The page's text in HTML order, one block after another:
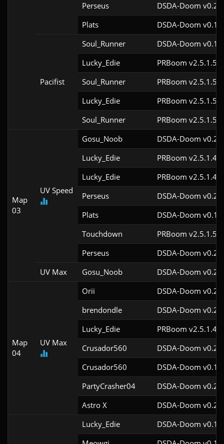
Perseus
DSDA-Doom
Plats
DSDA-Doom
Pacifist
Soul_Runner
DSDA-Doom
Lucky_Edie
PRBoom
Soul_Runner
PRBoom
Lucky_Edie
PRBoom
Soul_Runner
PRBoom
Map
03
UV Speed
Gosu_Noob
DSDA-Doom
Lucky_Edie
PRBoom
Lucky_Edie
PRBoom
Perseus
DSDA-Doom
Plats
DSDA-Doom
Touchdown
PRBoom
Perseus
DSDA-Doom
UV Max
Gosu_Noob DSDA-Doom
Map
04
UV Max
Orii
DSDA-Doom
brendondle
DSDA-Doom
Lucky_Edie
PRBoom
Crusador560
DSDA-Doom
Crusador560
DSDA-Doom
PartyCrasher04
DSDA-Doom
Astro X
DSDA-Doom
Lucky_Edie
DSDA-Doom